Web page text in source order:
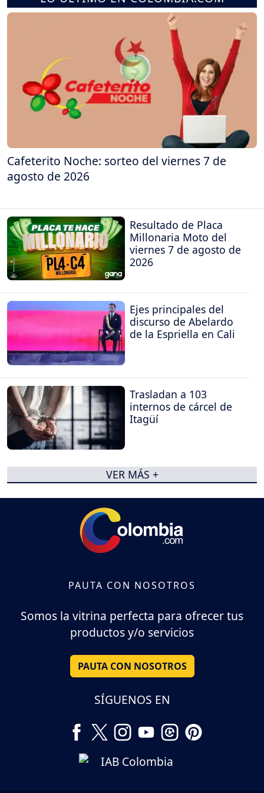
Cafeterito Noche: sorteo del viernes 7 de
agosto de 2026
Resultado de Placa
Millonaria Moto del
viernes 7 de agosto de
2026
Ejes principales del
discurso de Abelardo
de la Espriella en Cali
Trasladan a 103
internos de cárcel de
Itagüí
VER MÁS +
PAUTA CON NOSOTROS
Somos la vitrina perfecta para ofrecer tus
productos y/o servicios
PAUTA CON NOSOTROS
SÍGUENOS EN